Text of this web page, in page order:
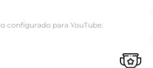
configurado para YouTube.